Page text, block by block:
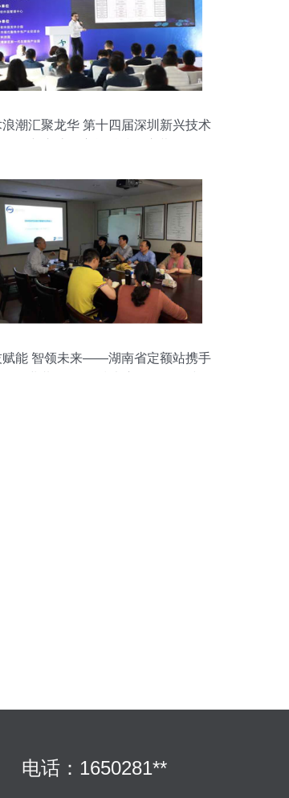
潮汇聚龙华 第十四届深圳新兴技术
赋能 智领未来——湖南省定额站携手
电话：1650281**